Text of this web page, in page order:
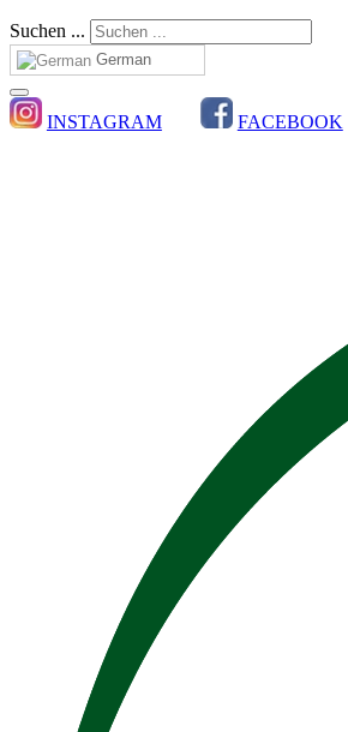
Suchen ...
German
INSTAGRAM FACEBOOK